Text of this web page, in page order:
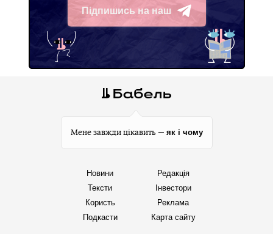
Підпишись на наш
Telegram
Мене завжди цікавить — як і чому
Новини
Тексти
Користь
Подкасти
Редакція
Інвестори
Реклама
Карта сайту